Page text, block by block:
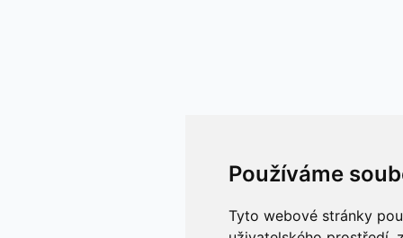
Používáme
Tyto webové stránky